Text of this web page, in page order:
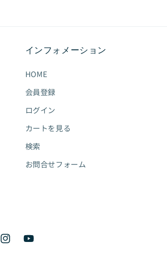
インフォメーション
HOME
会員登録
ログイン
カートを見る
検索
お問合せフォーム
InstagramYouTube